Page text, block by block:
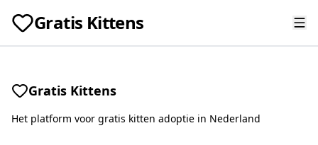
Gratis Kittens
Gratis Kittens
Het platform voor gratis kitten adoptie in Nederland